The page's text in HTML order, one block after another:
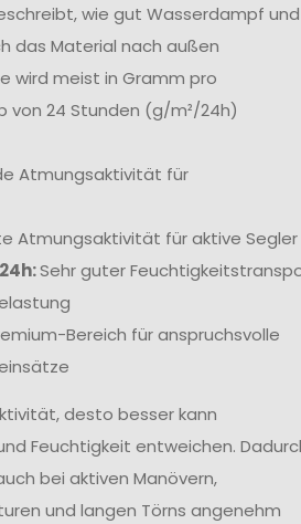
wie gut Wasserdampf und
das Material nach außen
wird meist in Gramm pro
von 24 Stunden (g/m²/24h)
Atmungsaktivität für
Atmungsaktivität für aktive Segler
Sehr guter
Bereich für anspruchsvolle
desto besser kann
Feuchtigkeit entweichen.
bei aktiven Manövern,
und langen Törns angenehm